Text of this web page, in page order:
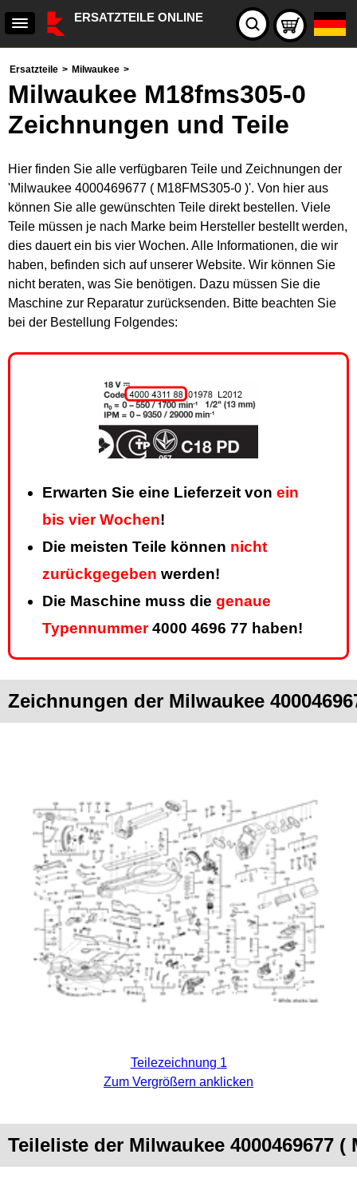
ERSATZTEILE ONLINE
Ersatzteile > Milwaukee >
Milwaukee M18fms305-0
Zeichnungen und Teile
Hier finden Sie alle verfügbaren Teile und Zeichnungen der
'Milwaukee 4000469677 ( M18FMS305-0 )'. Von hier aus
können Sie alle gewünschten Teile direkt bestellen. Viele
Teile müssen je nach Marke beim Hersteller bestellt werden,
dies dauert ein bis vier Wochen. Alle Informationen, die wir
haben, befinden sich auf unserer Website. Wir können Sie
nicht beraten, was Sie benötigen. Dazu müssen Sie die
Maschine zur Reparatur zurücksenden. Bitte beachten Sie
bei der Bestellung Folgendes:
Erwarten Sie eine Lieferzeit von ein
bis vier Wochen!
Die meisten Teile können nicht
zurückgegeben werden!
Die Maschine muss die genaue
Typennummer4000 4696 77 haben!
Zeichnungen der Milwaukee
Teilezeichnung 1
Zum Vergrößern anklicken
Teileliste der Milwaukee 4000469677 (